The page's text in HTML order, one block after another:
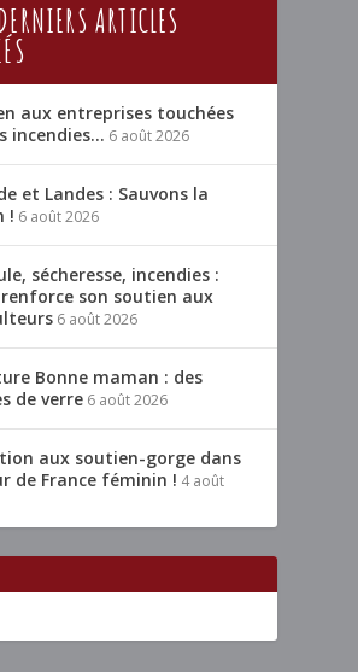
ARTICLES
aux entreprises touchées
incendies… 6 août 2026
et Landes : Sauvons la
! 6 août 2026
sécheresse, incendies :
renforce son soutien aux
6 août 2026
Bonne maman : des
de verre 6 août 2026
aux soutien-gorge dans
de France féminin ! 4 août